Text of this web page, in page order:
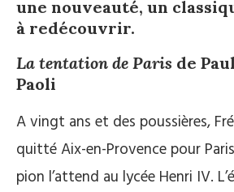
une nouveauté, un
à redécouvrir.
La tentation de Paris de
Paoli
A vingt ans et des poussières,
quitté Aix-en-Provence pour
pion l’attend au lycée Henri IV.